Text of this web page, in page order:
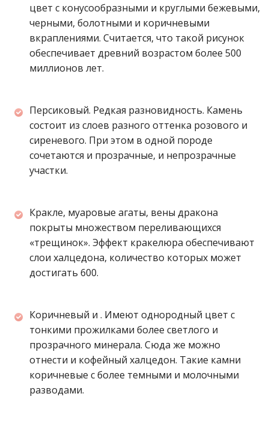
цвет с конусообразными и круглыми бежевыми,
черными, болотными и коричневыми
вкраплениями. Считается, что такой рисунок
обеспечивает древний возрастом более 500
миллионов лет.
Персиковый. Редкая разновидность. Камень
состоит из слоев разного оттенка розового и
сиреневого. При этом в одной породе
сочетаются и прозрачные, и непрозрачные
участки.
Кракле, муаровые агаты, вены дракона
покрыты множеством переливающихся
«трещинок». Эффект кракелюра обеспечивают
слои халцедона, количество которых может
достигать 600.
Коричневый и . Имеют однородный цвет с
тонкими прожилками более светлого и
прозрачного минерала. Сюда же можно
отнести и кофейный халцедон. Такие камни
коричневые с более темными и молочными
разводами.